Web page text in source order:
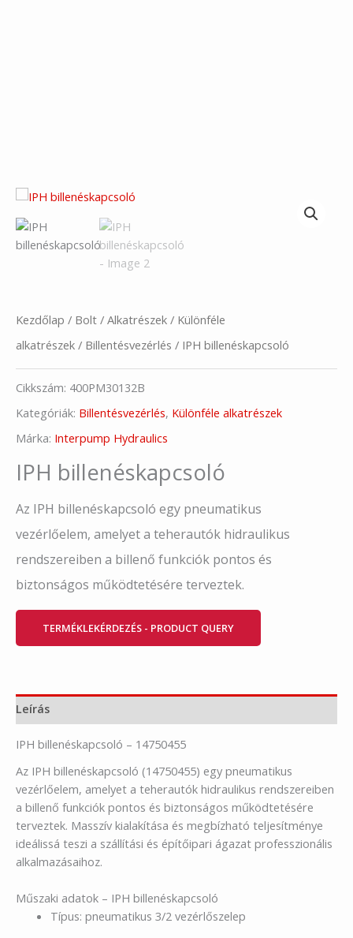
Kezdőlap / Bolt / Alkatrészek / Különféle
alkatrészek / Billentésvezérlés / IPH billenéskapcsoló
Cikkszám: 400PM30132B
Kategóriák: Billentésvezérlés, Különféle alkatrészek
Márka: Interpump Hydraulics
IPH billenéskapcsoló
Az IPH billenéskapcsoló egy pneumatikus
vezérlőelem, amelyet a teherautók hidraulikus
rendszereiben a billenő funkciók pontos és
biztonságos működtetésére terveztek.
TERMÉKLEKÉRDEZÉS - PRODUCT QUERY
Leírás
IPH billenéskapcsoló – 14750455
Az IPH billenéskapcsoló (14750455) egy pneumatikus
vezérlőelem, amelyet a teherautók hidraulikus rendszereiben
a billenő funkciók pontos és biztonságos működtetésére
terveztek. Masszív kialakítása és megbízható teljesítménye
ideálissá teszi a szállítási és építőipari ágazat professzionális
alkalmazásaihoz.
Műszaki adatok – IPH billenéskapcsoló
Típus: pneumatikus 3/2 vezérlőszelep